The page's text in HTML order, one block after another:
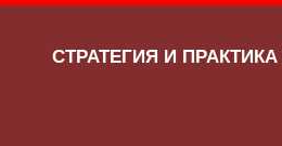
СТРАТЕГИЯ И